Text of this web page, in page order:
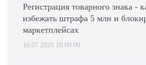
Регистрация товарного знака -
избежать штрафа 5 млн и
маркетплейсах
16.07.2026 10:00:00